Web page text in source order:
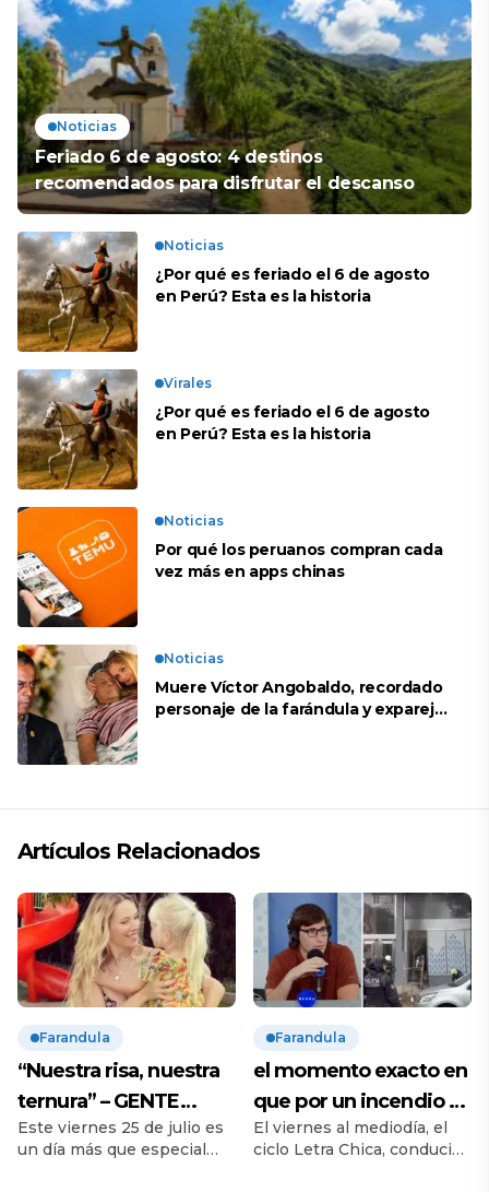
Noticias
Feriado 6 de agosto: 4 destinos
recomendados para disfrutar el descanso
Noticias
¿Por qué es feriado el 6 de agosto
en Perú? Esta es la historia
Virales
¿Por qué es feriado el 6 de agosto
en Perú? Esta es la historia
Noticias
Por qué los peruanos compran cada
vez más en apps chinas
Noticias
Muere Víctor Angobaldo, recordado
personaje de la farándula y expareja
Artículos Relacionados
Farandula
“Nuestra risa, nuestra
ternura” – GENTE
Online
Este viernes 25 de julio es
un día más que especial
Farandula
el momento exacto en
que por un incendio se
cortó en vivo la
transmisión de Neura –
El viernes al mediodía, el
ciclo Letra Chica, conducido